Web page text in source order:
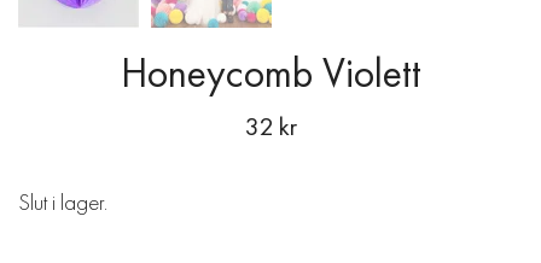
Honeycomb Violett
32 kr
Slut i lager.